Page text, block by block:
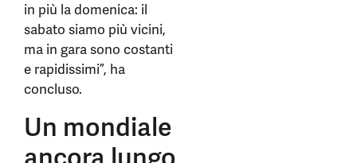
in più la domenica: il
sabato siamo più vicini,
ma in gara sono costanti
e rapidissimi”, ha
concluso.
Un mondiale